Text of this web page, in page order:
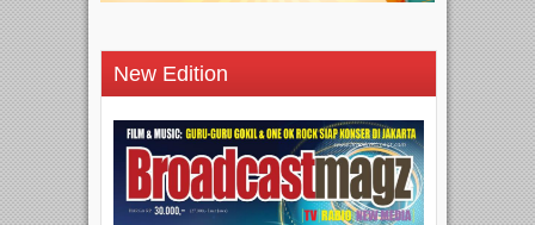
New Edition